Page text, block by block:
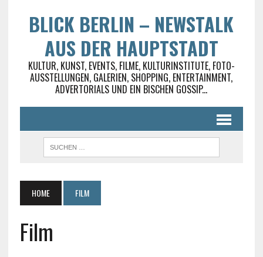
BLICK BERLIN – NEWSTALK
AUS DER HAUPTSTADT
KULTUR, KUNST, EVENTS, FILME, KULTURINSTITUTE, FOTO-
AUSSTELLUNGEN, GALERIEN, SHOPPING, ENTERTAINMENT,
ADVERTORIALS UND EIN BISCHEN GOSSIP...
HOME FILM
Film